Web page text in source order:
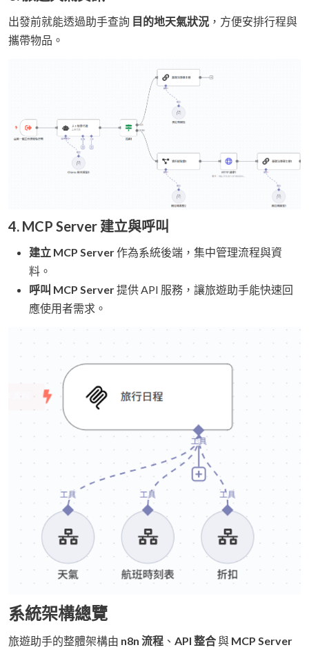
出發前就能透過助手查詢 目的地天氣狀況 ，方便安排行程與
攜帶物品。
4. MCP Server 建立與呼叫
建立 MCP Server作為系統後端，集中管理流程與資
料。
呼叫 MCP Server提供 API 服務，讓旅遊助手能快速回
應使用者需求。
系統架構總覽
旅遊助手的整體架構由 n8n 流程 、 API 整合與 MCP Server